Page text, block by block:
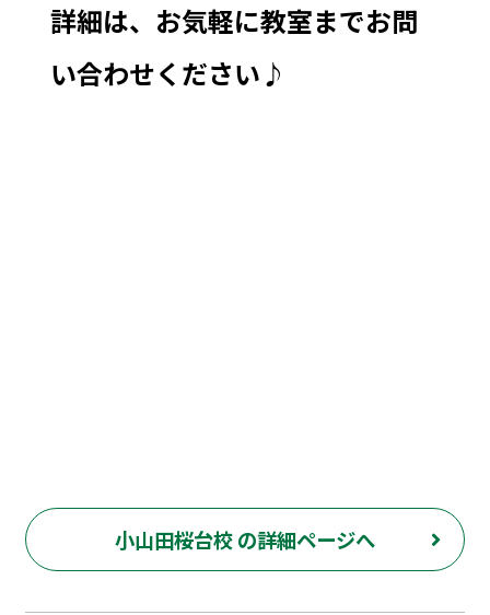
詳細は、お気軽に教室までお問
い合わせください♪
小山田桜台校 の詳細ページへ